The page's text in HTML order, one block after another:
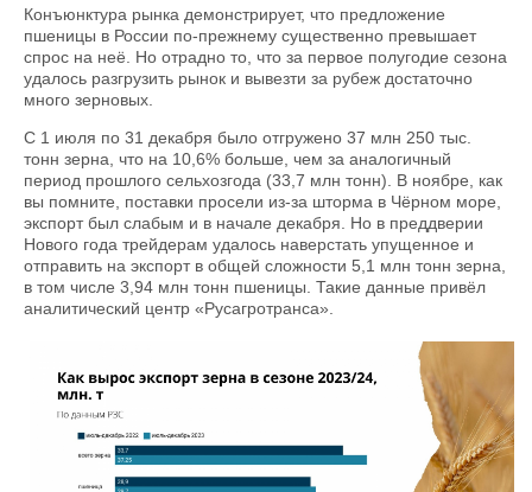
Конъюнктура рынка демонстрирует, что предложение
пшеницы в России по-прежнему существенно превышает
спрос на неё. Но отрадно то, что за первое полугодие сезона
удалось разгрузить рынок и вывезти за рубеж достаточно
много зерновых.
С 1 июля по 31 декабря было отгружено 37 млн 250 тыс.
тонн зерна, что на 10,6% больше, чем за аналогичный
период прошлого сельхозгода (33,7 млн тонн). В ноябре, как
вы помните, поставки просели из-за шторма в Чёрном море,
экспорт был слабым и в начале декабря. Но в преддверии
Нового года трейдерам удалось наверстать упущенное и
отправить на экспорт в общей сложности 5,1 млн тонн зерна,
в том числе 3,94 млн тонн пшеницы. Такие данные привёл
аналитический центр «Русагротранса».